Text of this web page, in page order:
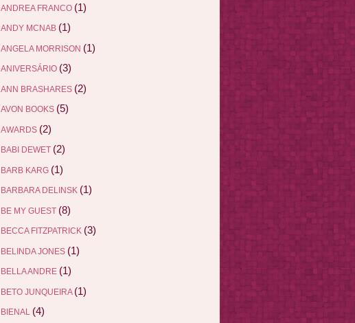
ANDREA FRANCO (1)
ANDY MCNAB (1)
ANGELA MORRISON (1)
ANIVERSÁRIO (3)
ANN BRASHARES (2)
AVON BOOKS (5)
AWARDS (2)
BABI DEWET (2)
BARB KARG (1)
BARBARA DELINSK (1)
BE MY GUEST (8)
BECCA FITZPATRICK (3)
BELINDA JONES (1)
BELLA ANDRE (1)
BETO JUNQUEIRA (1)
BIENAL (4)